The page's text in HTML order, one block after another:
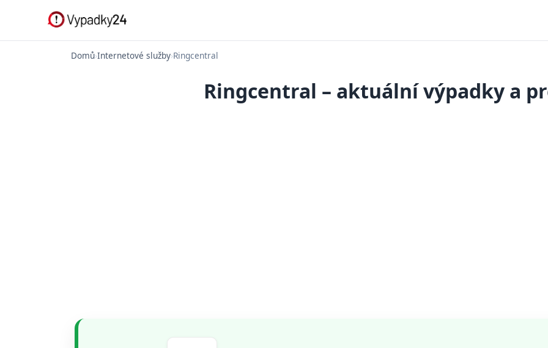
Domů›Internetové služby›Ringcentral
Ringcentral – aktuální výpadky a